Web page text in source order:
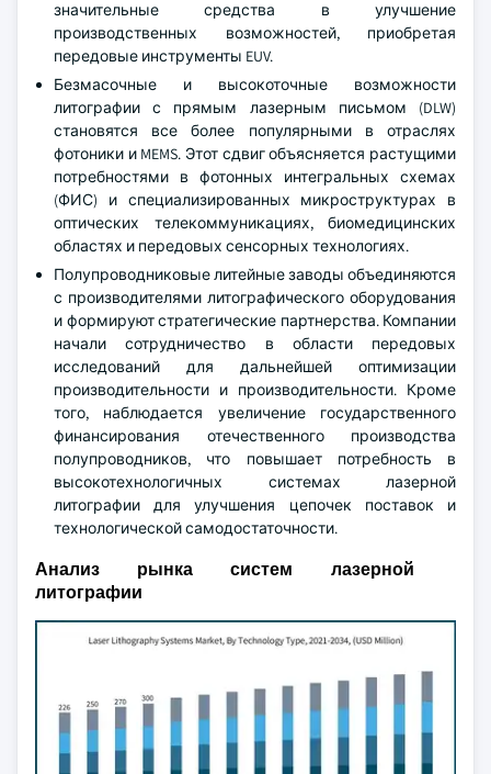
значительные средства в улучшение
производственных возможностей, приобретая
передовые инструменты EUV.
Безмасочные и высокоточные возможности
литографии с прямым лазерным письмом (DLW)
становятся все более популярными в отраслях
фотоники и MEMS. Этот сдвиг объясняется растущими
потребностями в фотонных интегральных схемах
(ФИС) и специализированных микроструктурах в
оптических телекоммуникациях, биомедицинских
областях и передовых сенсорных технологиях.
Полупроводниковые литейные заводы объединяются
с производителями литографического оборудования
и формируют стратегические партнерства. Компании
начали сотрудничество в области передовых
исследований для дальнейшей оптимизации
производительности и производительности. Кроме
того, наблюдается увеличение государственного
финансирования отечественного производства
полупроводников, что повышает потребность в
высокотехнологичных системах лазерной
литографии для улучшения цепочек поставок и
технологической самодостаточности.
Анализ рынка систем лазерной
литографии